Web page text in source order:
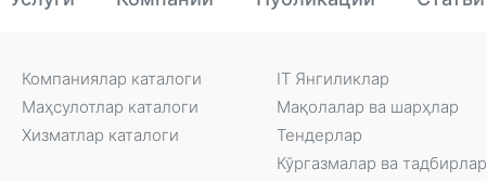
Компаниялар каталоги
Маҳсулотлар каталоги
Xизматлар каталоги
IT Янгиликлар
Мақолалар ва шарҳлар
Тендерлар
Кўргазмалар ва тадбирлар